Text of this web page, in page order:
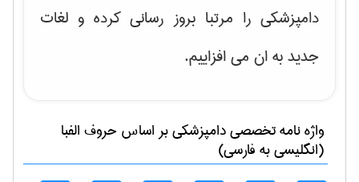
دامپزشکی را مرتبا بروز رسانی کرده و لغات
جدید به ان می افزاییم.
واژه نامه تخصصیدامپزشكیبر اساس حروف الفبا
(انگلیسی به فارسی)